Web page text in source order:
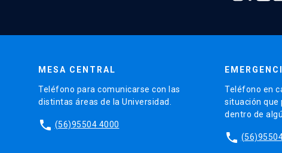
MESA CENTRAL
Teléfono para comunicarse con las
distintas áreas de la Universidad.
phone (56)95504 4000
Teléfono en
situación que
dentro de
phone